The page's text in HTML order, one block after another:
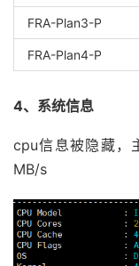
FRA-Plan3-P
FRA-Plan4-P
4、系统信息
cpu信息被隐藏，
MB/s